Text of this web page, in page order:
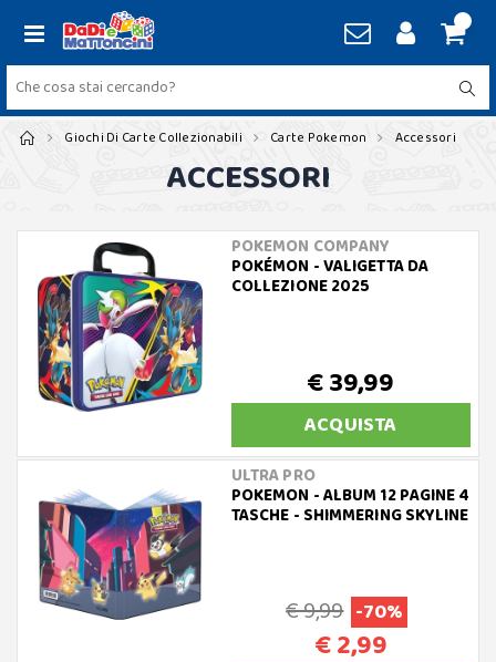
Giochi Di Carte Collezionabili Carte Pokemon Accessori
ACCESSORI
POKEMON COMPANY
POKÉMON - VALIGETTA DA
COLLEZIONE 2025
€ 39,99
ACQUISTA
ULTRA PRO
POKEMON - ALBUM 12 PAGINE 4
TASCHE - SHIMMERING SKYLINE
€ 9,99 -70%
€ 2,99